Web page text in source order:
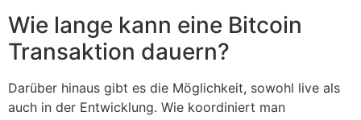
Wie lange kann eine Bitcoin
Transaktion dauern?
Darüber hinaus gibt es die Möglichkeit, sowohl live als
auch in der Entwicklung. Wie koordiniert man